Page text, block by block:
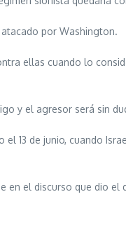
por Washington.
ellas cuando lo
y el agresor será sin
13 de junio, cuando
en el discurso que dio el